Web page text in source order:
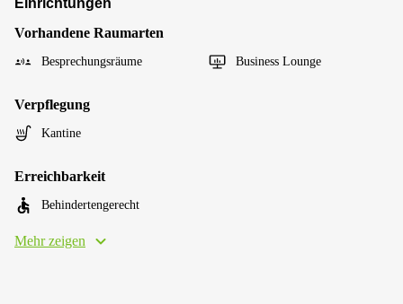
Einrichtungen
Vorhandene Raumarten
Besprechungsräume Business Lounge
Verpflegung
Kantine
Erreichbarkeit
Behindertengerecht
Mehr zeigen